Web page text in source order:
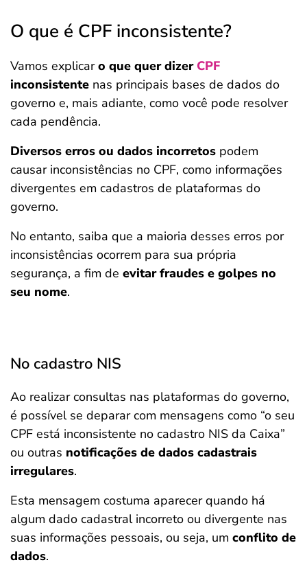
O que é CPF inconsistente?
Vamos explicaro que quer dizer CPF
inconsistente nas principais bases de dados do
governo e, mais adiante, como você pode resolver
cada pendência.
Diversos erros ou dados incorretos podem
causar inconsistências no CPF, como informações
divergentes em cadastros de plataformas do
governo.
No entanto, saiba que a maioria desses erros por
inconsistências ocorrem para sua própria
segurança, a fim de evitar fraudes e golpes no
seu nome.
No cadastro NIS
Ao realizar consultas nas plataformas do governo,
é possível se deparar com mensagens como “o seu
CPF está inconsistente no cadastro NIS da Caixa”
ou outras notificações de dados cadastrais
irregulares.
Esta mensagem costuma aparecer quando há
algum dado cadastral incorreto ou divergente nas
suas informações pessoais, ou seja, um conflito de
dados.